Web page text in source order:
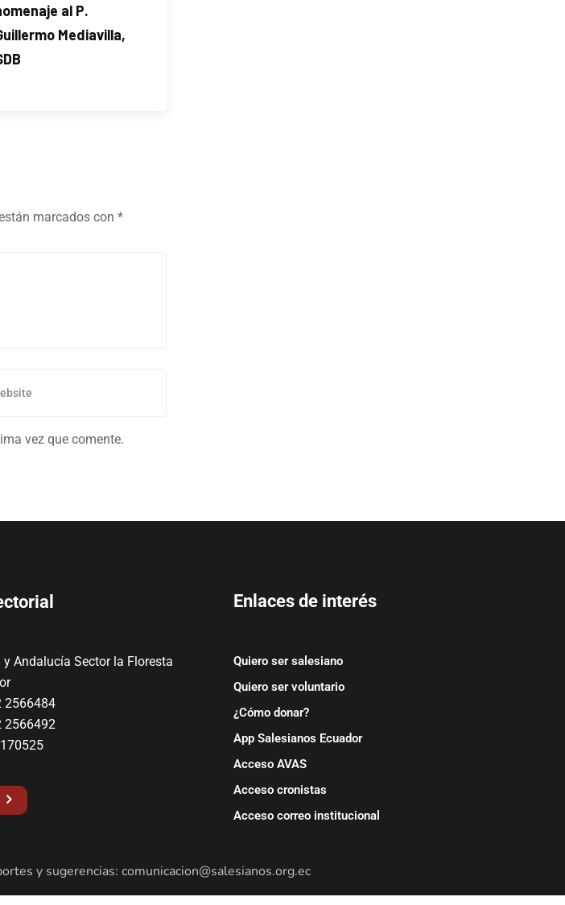
al P.
Mediavilla,
marcados con *
vez que comente.
y Andalucía Sector la Floresta
2566484
2566492
Enlaces de interés
Quiero ser salesiano
Quiero ser voluntario
¿Cómo donar?
App Salesianos Ecuador
Acceso AVAS
Acceso cronistas
Acceso correo institucional
y sugerencias: comunicacion@salesianos.org.ec